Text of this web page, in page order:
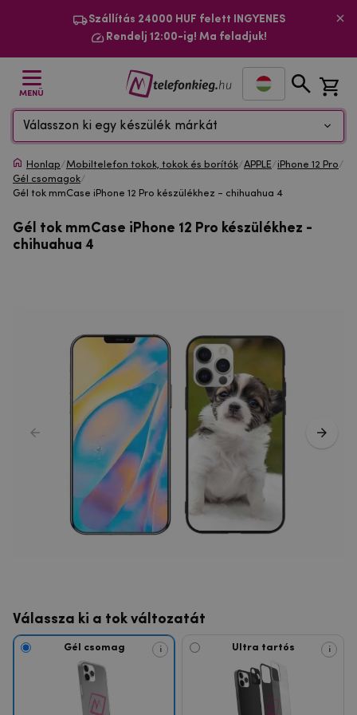
Szállítás 24000 HUF felett INGYENES
Rendelj 12:00-ig! Ma feladjuk!
MENÜ
Válasszon ki egy készülék márkát
Honlap/Mobiltelefon tokok, tokok és borítók/APPLE/iPhone 12 Pro/
Gél csomagok/
Gél tok mmCase iPhone 12 Pro készülékhez - chihuahua 4
Gél tok mmCase iPhone 12 Pro készülékhez -
chihuahua 4
Válassza ki a tok változatát
Gél csomag i Ultra tartós i